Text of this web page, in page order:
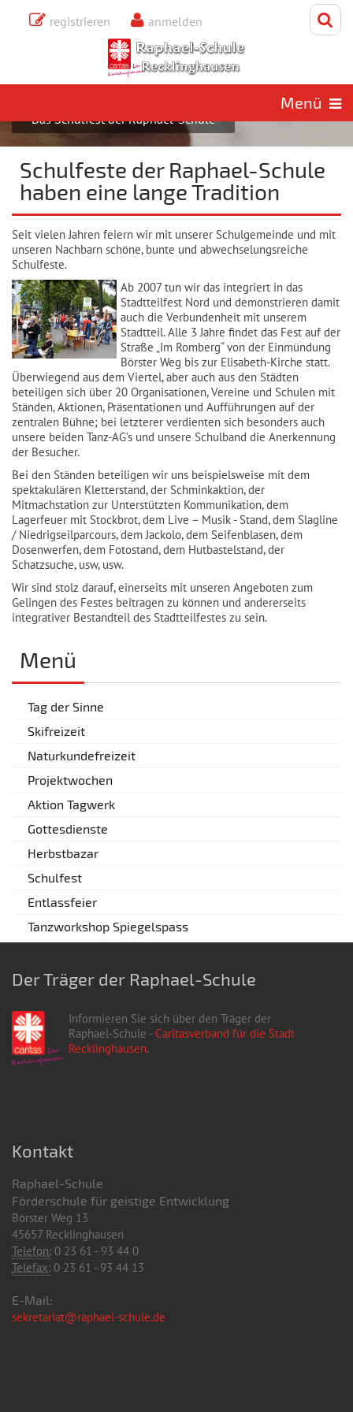
registrieren anmelden
Menü
Sonntag, 9. August 2026
SCHULLEBEN SCHULFEST
Schule erleben
Das Schulfest der Raphael-Schule
Schulfeste der Raphael-Schule
haben eine lange Tradition
Seit vielen Jahren feiern wir mit unserer Schulgemeinde und mit
unseren Nachbarn schöne, bunte und abwechselungsreiche
Schulfeste.
Ab 2007 tun wir das integriert in das
Stadtteilfest Nord und demonstrieren damit
auch die Verbundenheit mit unserem
Stadtteil. Alle 3 Jahre findet das Fest auf der
Straße „Im Romberg“ von der Einmündung
Börster Weg bis zur Elisabeth-Kirche statt.
Überwiegend aus dem Viertel, aber auch aus den Städten
beteiligen sich über 20 Organisationen, Vereine und Schulen mit
Ständen, Aktionen, Präsentationen und Aufführungen auf der
zentralen Bühne; bei letzterer verdienten sich besonders auch
unsere beiden Tanz-AG’s und unsere Schulband die Anerkennung
der Besucher.
Bei den Ständen beteiligen wir uns beispielsweise mit dem
spektakulären Kletterstand, der Schminkaktion, der
Mitmachstation zur Unterstützten Kommunikation, dem
Lagerfeuer mit Stockbrot, dem Live – Musik - Stand, dem Slagline
/ Niedrigseilparcours, dem Jackolo, dem Seifenblasen, dem
Dosenwerfen, dem Fotostand, dem Hutbastelstand, der
Schatzsuche, usw, usw.
Wir sind stolz darauf, einerseits mit unseren Angeboten zum
Gelingen des Festes beitragen zu können und andererseits
integrativer Bestandteil des Stadtteilfestes zu sein.
Menü
Tag der Sinne
Skifreizeit
Naturkundefreizeit
Projektwochen
Aktion Tagwerk
Gottesdienste
Herbstbazar
Schulfest
Entlassfeier
Tanzworkshop Spiegelspass
Der Träger der Raphael-Schule
Informieren Sie sich über den Träger der
Raphael-Schule -Caritasverband für die Stadt
Recklinghausen.
Kontakt
Raphael-Schule
Förderschule für geistige Entwicklung
Börster Weg 13
45657 Recklinghausen
Telefon: 0 23 61 - 93 44 0
Telefax: 0 23 61 - 93 44 13
E-Mail:
sekretariat@raphael-schule.de